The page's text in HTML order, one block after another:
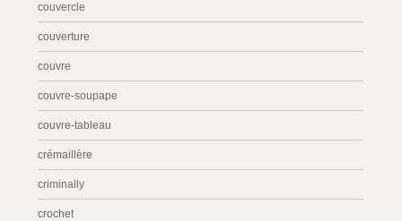
couvercle
couverture
couvre
couvre-soupape
couvre-tableau
crémaillère
criminally
crochet